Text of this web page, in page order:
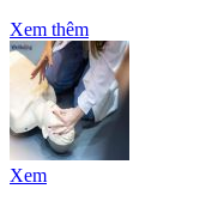
Xem thêm
Xem